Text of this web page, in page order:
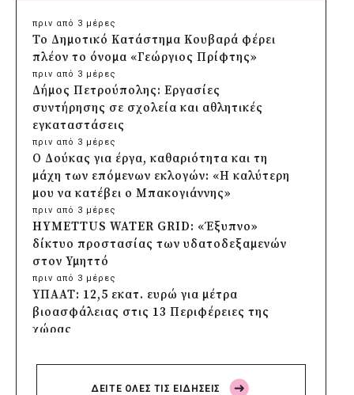
πριν από 3 μέρες
Το Δημοτικό Κατάστημα Κουβαρά φέρει
πλέον το όνομα «Γεώργιος Πρίφτης»
πριν από 3 μέρες
Δήμος Πετρούπολης: Εργασίες
συντήρησης σε σχολεία και αθλητικές
εγκαταστάσεις
πριν από 3 μέρες
Ο Δούκας για έργα, καθαριότητα και τη
μάχη των επόμενων εκλογών: «Η καλύτερη
μου να κατέβει ο Μπακογιάννης»
πριν από 3 μέρες
HYMETTUS WATER GRID: «Έξυπνο»
δίκτυο προστασίας των υδατοδεξαμενών
στον Υμηττό
πριν από 3 μέρες
ΥΠΑΑΤ: 12,5 εκατ. ευρώ για μέτρα
βιοασφάλειας στις 13 Περιφέρειες της
χώρας
Πρέσπεια 2026: Έξι ημέρες πολιτισμού,
μουσικής και γαστρονομίας στη Φλώρινα
ΔΕΙΤΕ ΟΛΕΣ ΤΙΣ ΕΙΔΗΣΕΙΣ